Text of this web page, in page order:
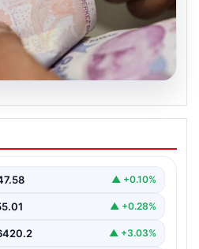
ne zaman yatacak?
emekli ikramiye
▲ +0.10%
▲ +0.28%
▲ +3.03%